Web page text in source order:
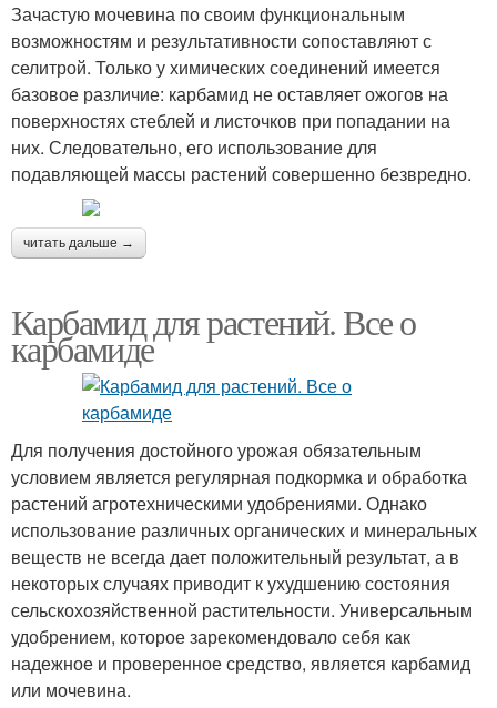
Зачастую мочевина по своим функциональным
возможностям и результативности сопоставляют с
селитрой. Только у химических соединений имеется
базовое различие: карбамид не оставляет ожогов на
поверхностях стеблей и листочков при попадании на
них. Следовательно, его использование для
подавляющей массы растений совершенно безвредно.
читать дальше →
Карбамид для растений. Все о
карбамиде
Для получения достойного урожая обязательным
условием является регулярная подкормка и обработка
растений агротехническими удобрениями. Однако
использование различных органических и минеральных
веществ не всегда дает положительный результат, а в
некоторых случаях приводит к ухудшению состояния
сельскохозяйственной растительности. Универсальным
удобрением, которое зарекомендовало себя как
надежное и проверенное средство, является карбамид
или мочевина.